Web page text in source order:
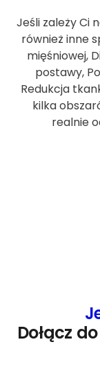
Jeśli zależy Ci
również inne
mięśniowej,
postawy,
Redukcja
kilka
realnie
Dołącz